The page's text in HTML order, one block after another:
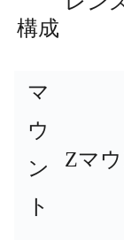
構成
マ
ウ
ン
ト
Zマ